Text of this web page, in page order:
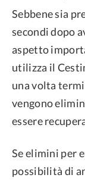
Sebbene sia
secondi dopo
aspetto
utilizza il
una volta
vengono
essere
Se elimini per
possibilità di